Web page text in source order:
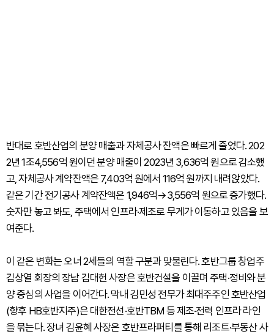
반대로 호반산업의 분양 매출과 자체공사 잔액은 빠르게 줄었다. 202
2년 1조4,556억 원이던 분양 매출이 2023년 3,636억 원으로 감소했
고, 자체공사 계약잔액은 7,403억 원에서 116억 원까지 내려앉았다.
같은 기간 전기공사 계약잔액은 1,946억→3,556억 원으로 증가했다.
숫자만 놓고 봐도, 주택에서 인프라·제조로 무게가 이동하고 있음을 보
여준다.
이 같은 변화는 오너 2세들의 역할 구분과 맞물린다. 호반그룹 창업주
김상열 회장의 장남 김대헌 사장은 호반건설을 이끌며 주택·정비와 분
양 중심의 사업을 이어간다. 막내 김민성 전무가 최대주주인 호반산업
(향후 HB호반지주)은 대한전선·호반TBM 등 제조·전력 인프라 라인
을 묶는다. 장녀 김윤혜 사장은 호반프라퍼티를 통해 리조트·부동산 사